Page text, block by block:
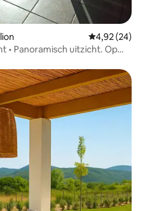
Gemiddelde
4,92 (24)
• Panoramisch uitzicht. Op